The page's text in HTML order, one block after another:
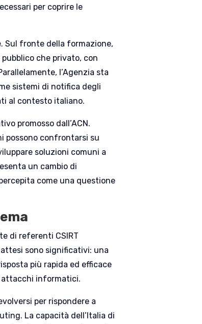
per coprire le
Sul fronte della formazione,
che privato, con
l’Agenzia sta
sistemi di notifica degli
al contesto italiano.
promosso dall’ACN.
possono confrontarsi su
soluzioni comuni a
un cambio di
come una questione
di referenti CSIRT
sono significativi: una
più rapida ed efficace
attacchi informatici.
per rispondere a
La capacità dell’Italia di